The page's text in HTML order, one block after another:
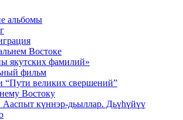
альбомы
Востоке
якутских фамилий»
фильм
“Пути великих свершений”
Востоку
күннэр-дьыллар. Дьүһүйүү